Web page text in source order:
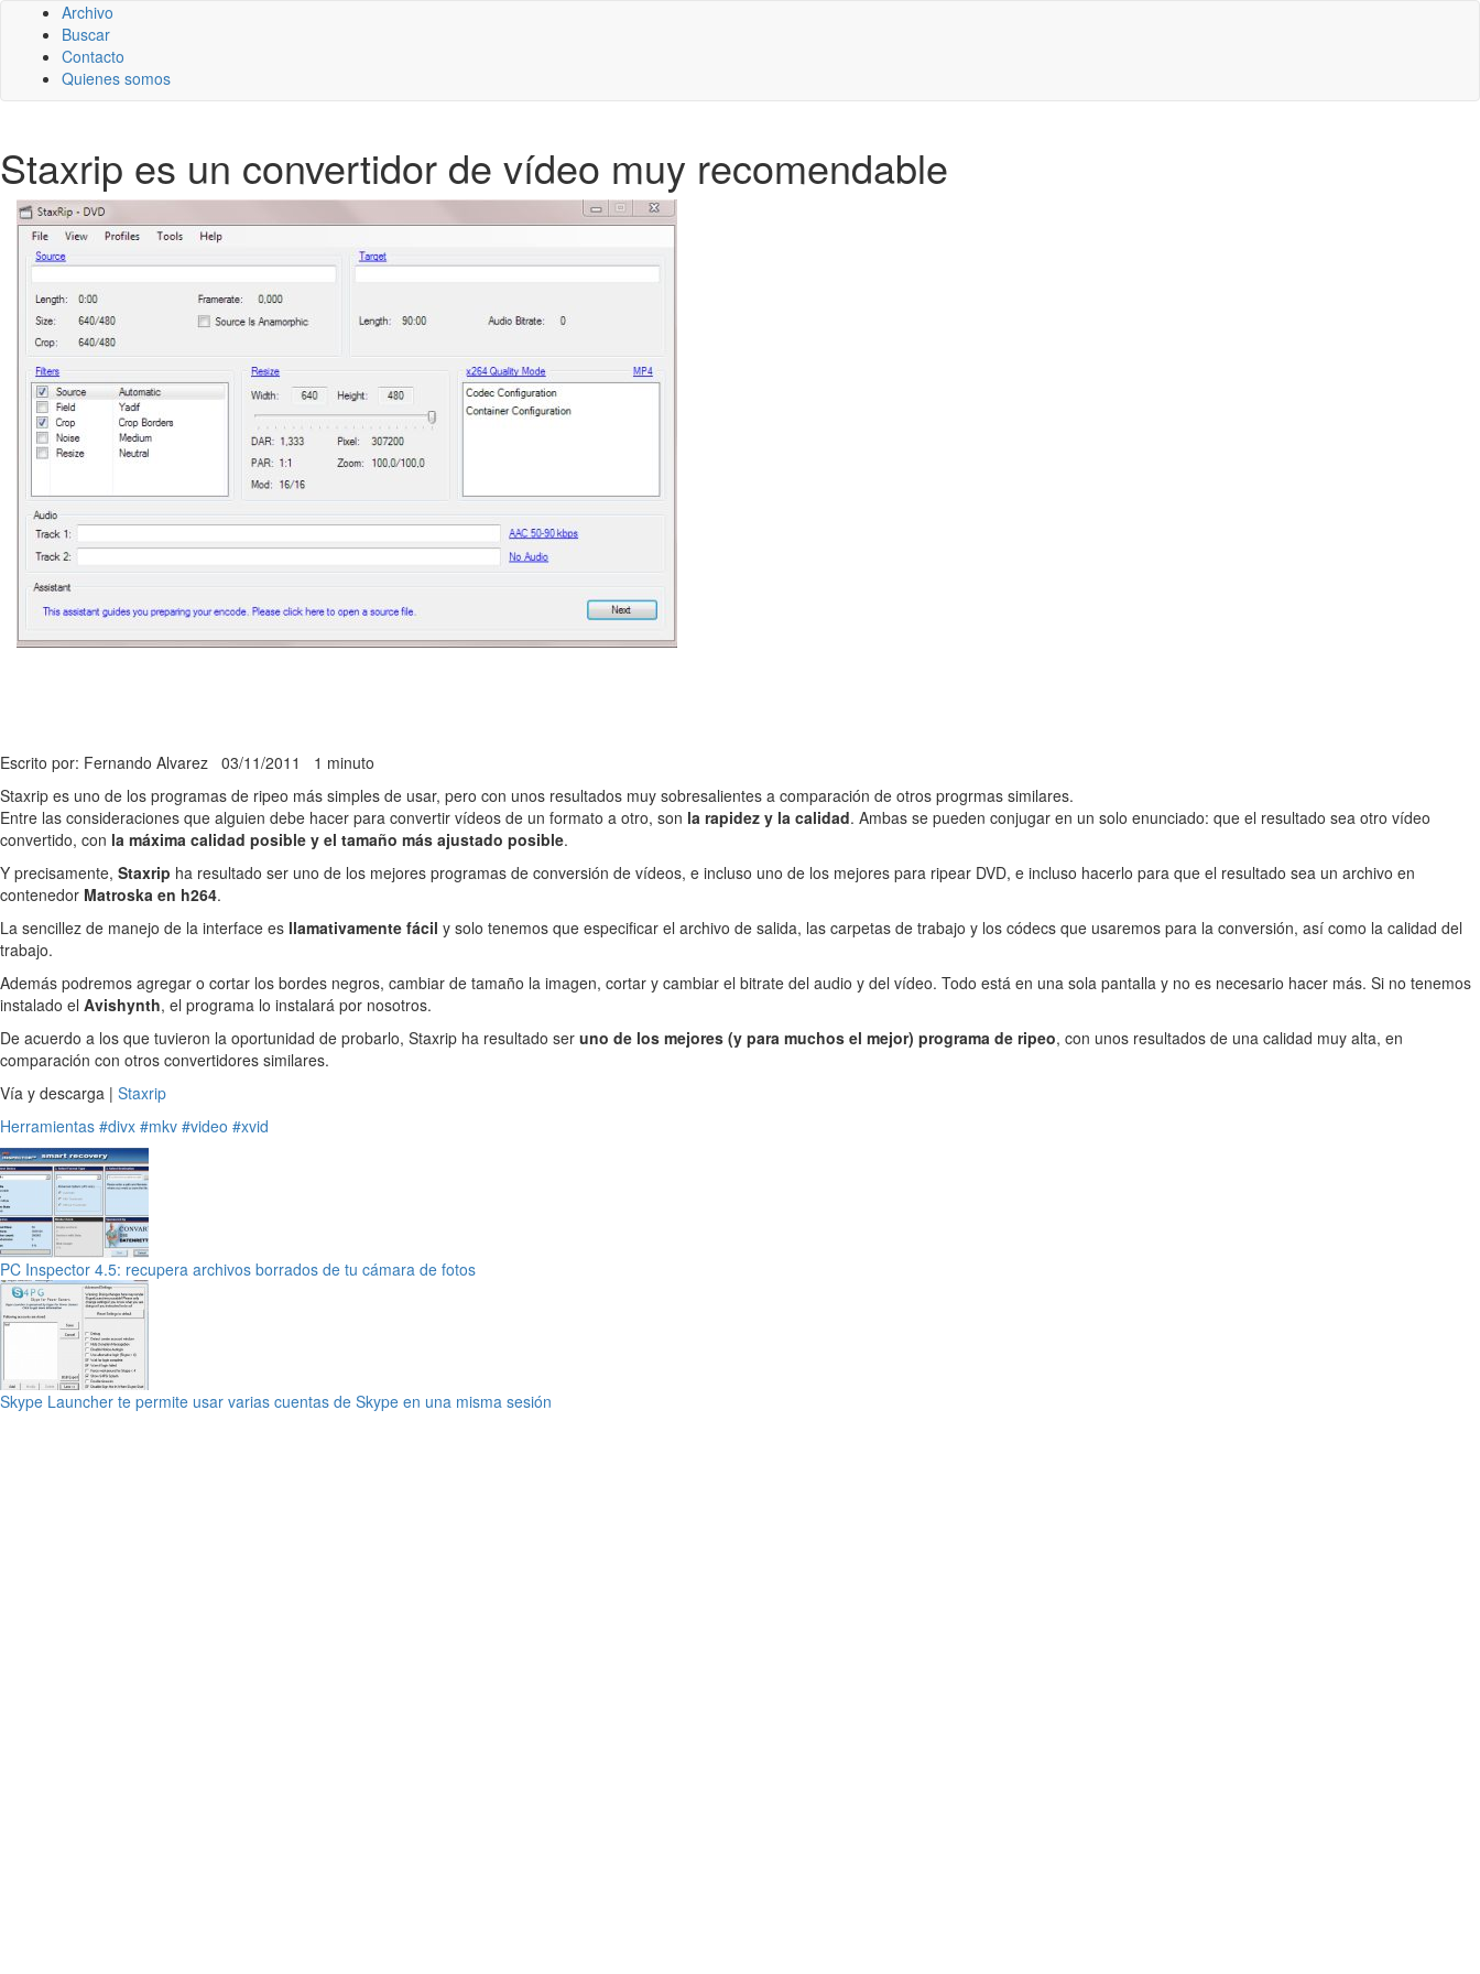
Archivo
Buscar
Contacto
Quienes somos
Staxrip es un convertidor de vídeo muy recomendable
Escrito por: Fernando Alvarez 03/11/2011 1 minuto
Staxrip es uno de los programas de ripeo más simples de usar, pero con unos resultados muy sobresalientes a comparación de otros progrmas similares.
Entre las consideraciones que alguien debe hacer para convertir vídeos de un formato a otro, son la rapidez y la calidad. Ambas se pueden conjugar en un solo enunciado: que el resultado sea otro vídeo
convertido, con la máxima calidad posible y el tamaño más ajustado posible.
Y precisamente, Staxrip ha resultado ser uno de los mejores programas de conversión de vídeos, e incluso uno de los mejores para ripear DVD, e incluso hacerlo para que el resultado sea un archivo en
contenedor Matroska en h264.
La sencillez de manejo de la interface es llamativamente fácil y solo tenemos que especificar el archivo de salida, las carpetas de trabajo y los códecs que usaremos para la conversión, así como la calidad del
trabajo.
Además podremos agregar o cortar los bordes negros, cambiar de tamaño la imagen, cortar y cambiar el bitrate del audio y del vídeo. Todo está en una sola pantalla y no es necesario hacer más. Si no tenemos
instalado el Avishynth, el programa lo instalará por nosotros.
De acuerdo a los que tuvieron la oportunidad de probarlo, Staxrip ha resultado ser uno de los mejores (y para muchos el mejor) programa de ripeo, con unos resultados de una calidad muy alta, en
comparación con otros convertidores similares.
Vía y descarga | Staxrip
Herramientas #divx #mkv #video #xvid
PC Inspector 4.5: recupera archivos borrados de tu cámara de fotos
Skype Launcher te permite usar varias cuentas de Skype en una misma sesión